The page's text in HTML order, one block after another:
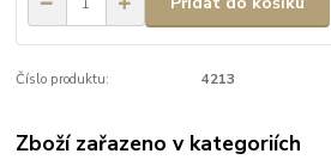
Číslo produktu: 4213
Zboží zařazeno v kategoriích